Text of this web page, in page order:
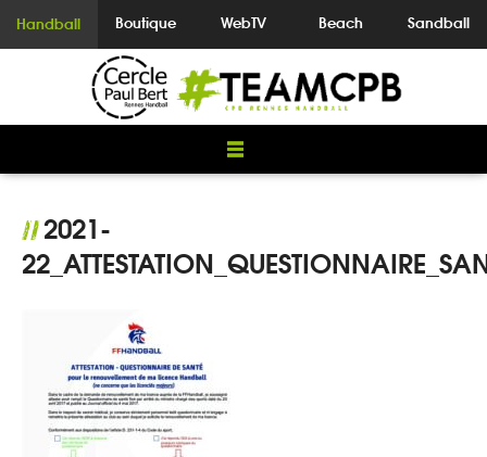
Handball Boutique WebTV Beach Sandball
//2021-